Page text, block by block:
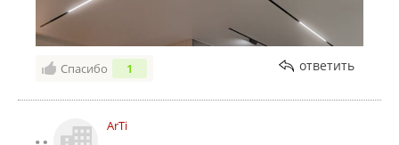
Спасибо 1 ответить
ArTi